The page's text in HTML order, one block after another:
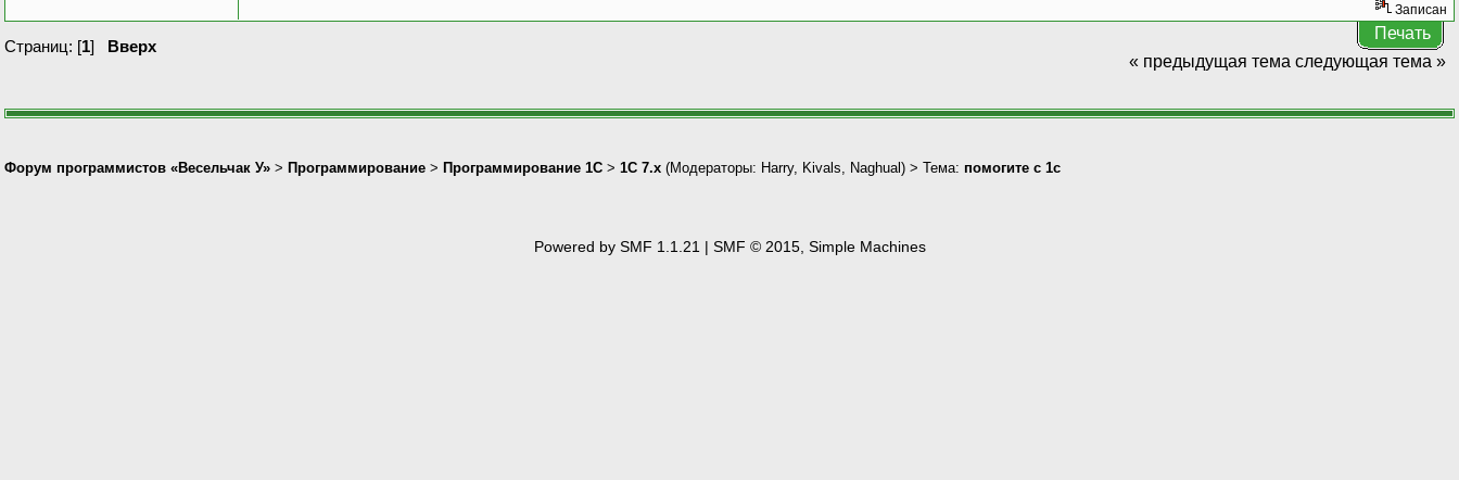
Записан
Страниц: [1] Вверх
Печать
« предыдущая тема следующая тема »
Форум программистов «Весельчак У» > Программирование > Программирование 1С > 1С 7.x (Модераторы: Harry, Kivals Naghual) > Тема: помогите с 1с
Powered by SMF 1.1.21 | SMF © 2015, Simple Machines